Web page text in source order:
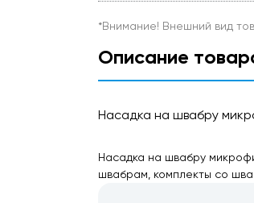
*Внимание! Внешний вид
Описание
Насадка на швабру
Насадка на швабру
швабрам, комплекты со